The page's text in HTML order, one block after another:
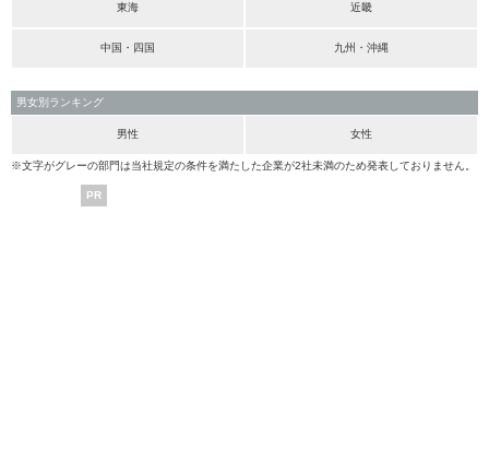
東海 近畿
中国・四国 九州・沖縄
男女別ランキング
男性 女性
※文字がグレーの部門は当社規定の条件を満たした企業が2社未満のため発表しておりません。
PR